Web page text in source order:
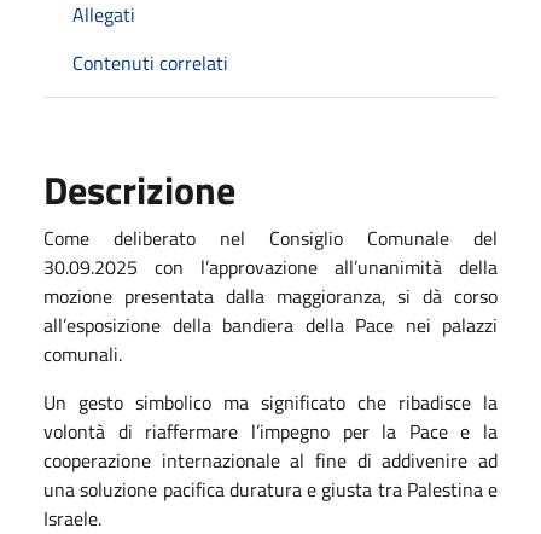
Allegati
Contenuti correlati
Descrizione
Come deliberato nel Consiglio Comunale del
30.09.2025 con l’approvazione all’unanimità della
mozione presentata dalla maggioranza, si dà corso
all’esposizione della bandiera della Pace nei palazzi
comunali.
Un gesto simbolico ma significato che ribadisce la
volontà di riaffermare l’impegno per la Pace e la
cooperazione internazionale al fine di addivenire ad
una soluzione pacifica duratura e giusta tra Palestina e
Israele.